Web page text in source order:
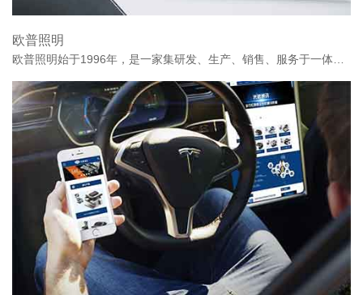
欧普照明